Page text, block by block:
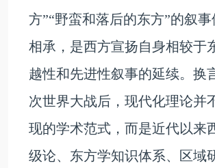
方”“野蛮和落后的东方”的叙
相承，是西方宣扬自身相较于
越性和先进性叙事的延续。换
次世界大战后，现代化理论并
现的学术范式，而是近代以来
级论、东方学知识体系、区域